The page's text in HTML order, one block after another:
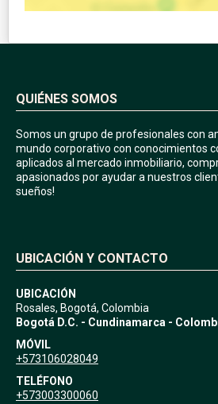
QUIÉNES SOMOS
Somos un grupo de profesionales con
mundo corporativo con conocimientos
aplicados al mercado inmobiliario,
apasionados por ayudar a nuestros
sueños!
UBICACIÓN Y CONTACTO
UBICACIÓN
Rosales, Bogotá, Colombia
Bogotá D.C. - Cundinamarca -
MÓVIL
+573106028049
TELÉFONO
+573003300060